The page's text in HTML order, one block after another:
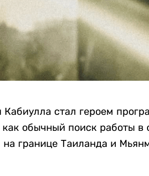
стал героем
обычный поиск работы
границе Таиланда и